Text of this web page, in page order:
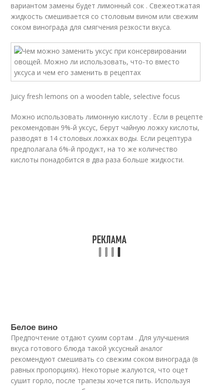
вариантом замены будет лимонный сок . Свежеотжатая
жидкость смешивается со столовым вином или свежим
соком винограда для смягчения резкости вкуса.
Juicy fresh lemons on a wooden table, selective focus
Можно использовать лимонную кислоту . Если в рецепте
рекомендован 9%-й уксус, берут чайную ложку кислоты,
разводят в 14 столовых ложках воды. Если рецептура
предполагала 6%-й продукт, на то же количество
кислоты понадобится в два раза больше жидкости.
Белое вино
Предпочтение отдают сухим сортам . Для улучшения
вкуса готового блюда такой уксусный аналог
рекомендуют смешивать со свежим соком винограда (в
равных пропорциях). Некоторые жалуются, что оцет
сушит горло, после трапезы хочется пить. Используя